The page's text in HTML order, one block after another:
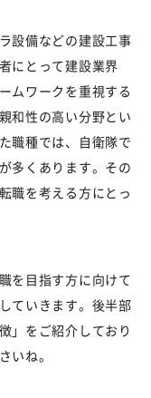
設備などの建設工事
にとって建設業界
ムワークを重視する
和性の高い分野とい
職種では、自衛隊で
多くあります。その
職を考える方にとっ
を目指す方に向けて
ていきます。後半部
」をご紹介しており
いね。